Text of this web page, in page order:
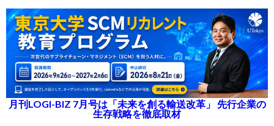
月刊LOGI-BIZ 7月号は「未来を創る輸送改革」 先行企業の
生存戦略を徹底取材